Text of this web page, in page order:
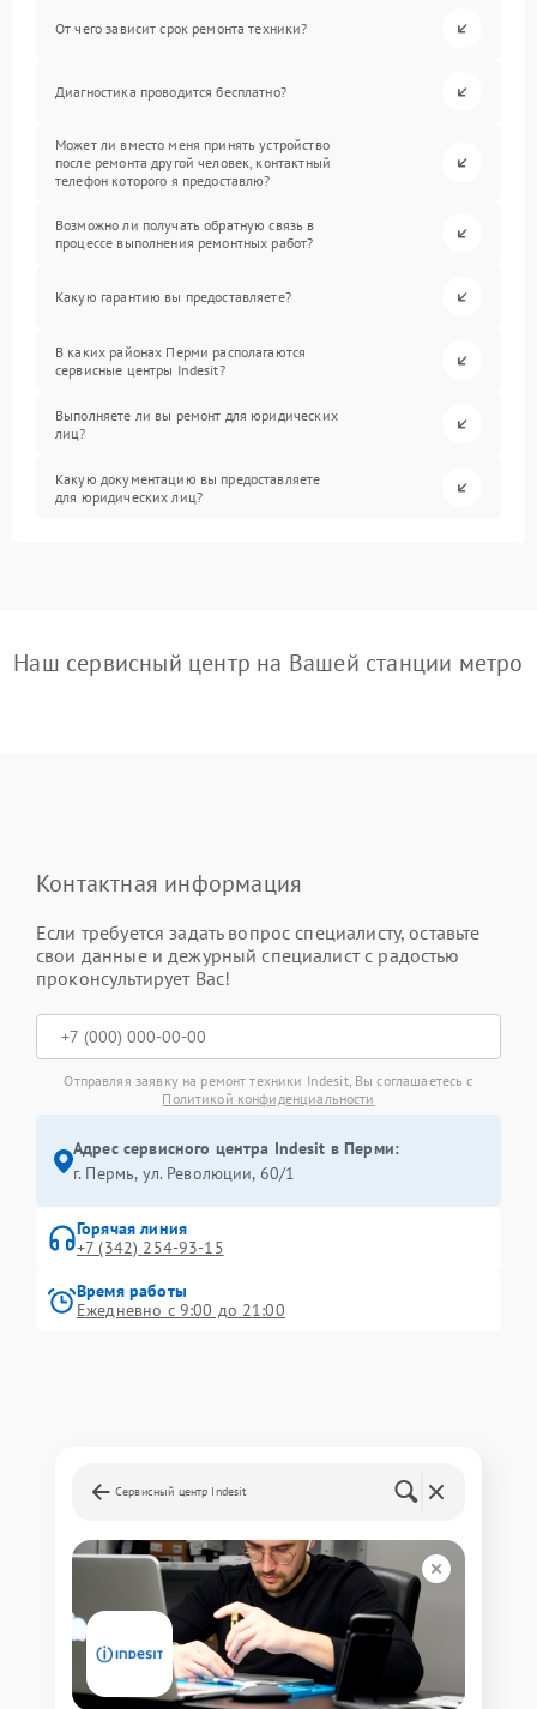
От чего зависит срок ремонта техники?
Диагностика проводится бесплатно?
Может ли вместо меня принять устройство
после ремонта другой человек, контактный
телефон которого я предоставлю?
Возможно ли получать обратную связь в
процессе выполнения ремонтных работ?
Какую гарантию вы предоставляете?
В каких районах Перми располагаются
сервисные центры Indesit?
Выполняете ли вы ремонт для юридических
лиц?
Какую документацию вы предоставляете
для юридических лиц?
Наш сервисный центр на Вашей станции метро
Контактная информация
Если требуется задать вопрос специалисту, оставьте
свои данные и дежурный специалист с радостью
проконсультирует Вас!
Отправляя заявку на ремонт техники Indesit, Вы соглашаетесь с
Политикой конфиденциальности
Адрес сервисного центра Indesit в Перми:
г. Пермь, ул. ​Революции, 60/1
Горячая линия
+7 (342) 254-93-15
Время работы
Ежедневно с 9:00 до 21:00
Сервисный центр Indesit